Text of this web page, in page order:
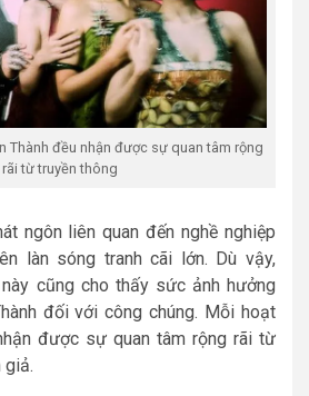
Thành đều nhận được sự quan tâm rộng
rãi từ truyền thông
ngôn liên quan đến nghề nghiệp
làn sóng tranh cãi lớn. Dù vậy,
cũng cho thấy sức ảnh hưởng
đối với công chúng. Mỗi hoạt
được sự quan tâm rộng rãi từ
giả.